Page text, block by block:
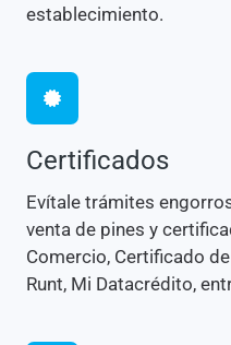
establecimiento.
Certificados
Evítale trámites
venta de pines y
Comercio, Certificado
Runt, Mi Datacrédito,